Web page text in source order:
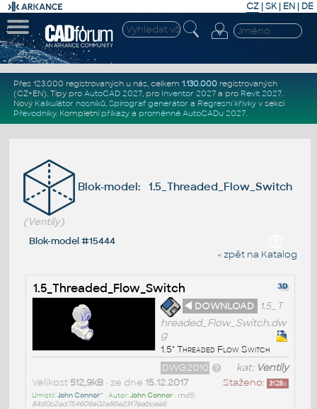
CZ | SK| EN | DE
Přes 123.000 registrovaných u nás, celkem 1.130.000registrovaných
(CZ+EN). Tipy pro AutoCAD 2027, pro Inventor 2027a pro Revit 2027.
Nový Kalkulátor nosníků, Spirograf generátor a Regresní křivkyv sekci
Převodníky. Kompletní příkazya proměnné AutoCADu 2027.
Blok-model: 1.5_Threaded_Flow_Switch
(Ventily)
Blok-model #15444
« zpět na Katalog
1.5_Threaded_Flow_Switch
◄ DOWNLOAD
1.5_T
hreaded_Flow_Switch.dw
g
1.5" Threaded Flow Switch
kat: Ventily
DWG2010
Staženo: 3128x
Velikost 512,9kB• ze dne 15.12.2017
Umístil:John Connor^ • Autor:John Connor• md5:
84d0c2ad754609a02a86e23f7eabcea6